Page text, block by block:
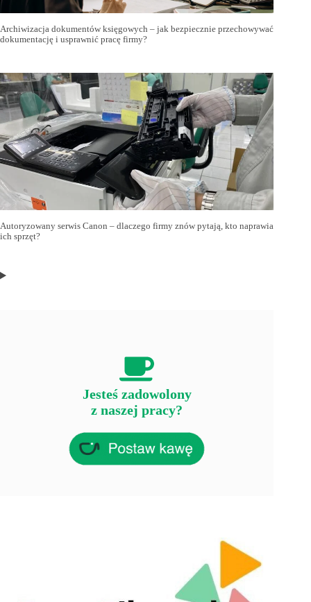
Archiwizacja dokumentów księgowych – jak bezpiecznie przechowywać
dokumentację i usprawnić pracę firmy?
Autoryzowany serwis Canon – dlaczego firmy znów pytają, kto naprawia
ich sprzęt?
Jesteś zadowolony
z naszej pracy?